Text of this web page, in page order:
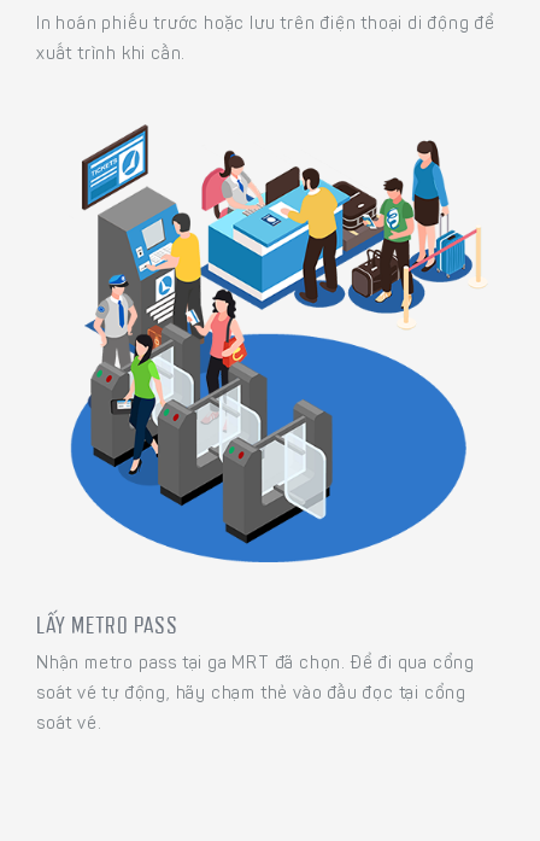
In hoán phiếu trước hoặc lưu trên điện thoại di động để
xuất trình khi cần.
LẤY METRO PASS
Nhận metro pass tại ga MRT đã chọn. Để đi qua cổng
soát vé tự động, hãy chạm thẻ vào đầu đọc tại cổng
soát vé.